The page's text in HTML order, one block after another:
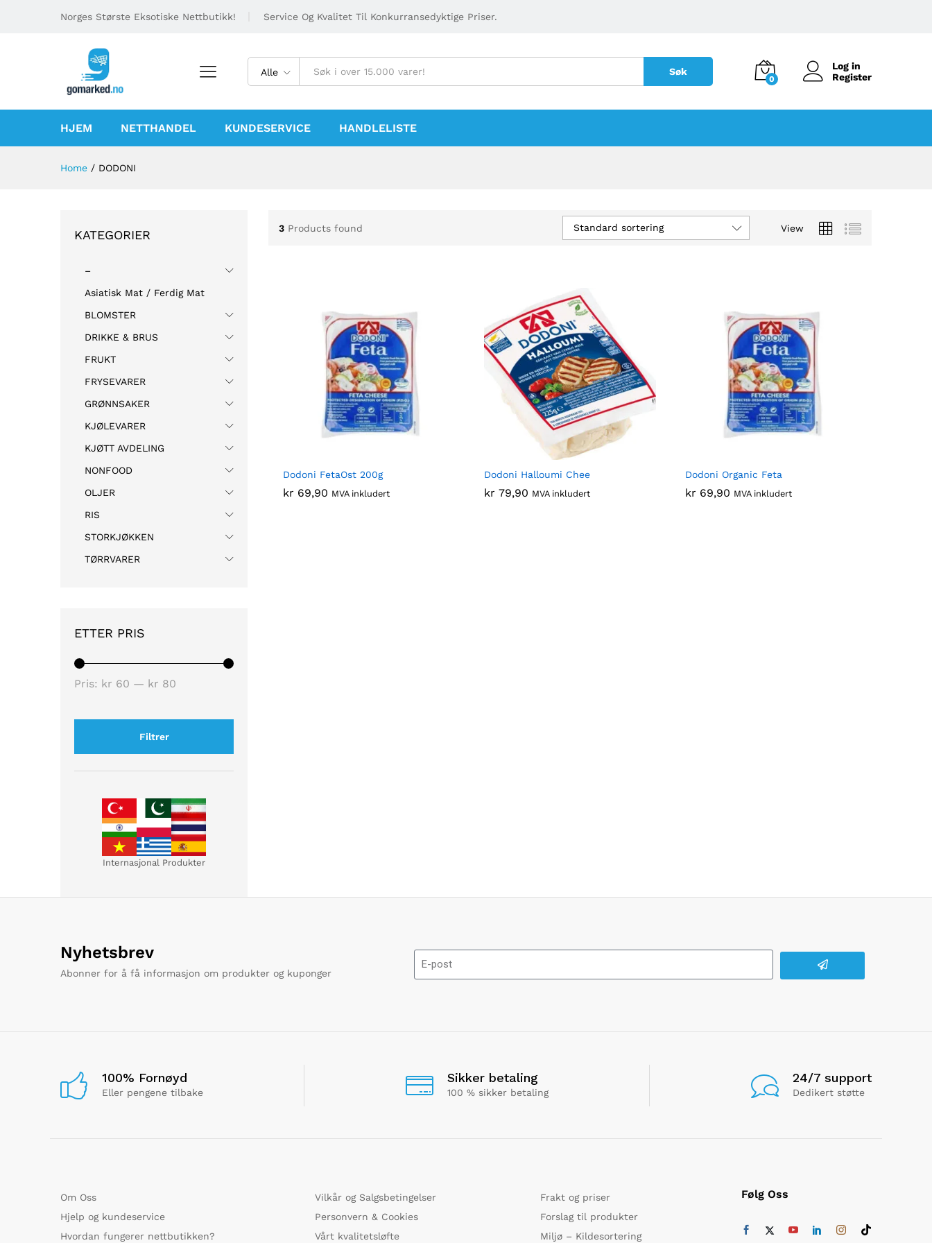
Norges Største Eksotiske Nettbutikk! Service Og Kvalitet Til Konkurransedyktige Priser.
Alle Søk
0
Log in
Register
HJEM NETTHANDEL KUNDESERVICE HANDLELISTE
Home / DODONI
3 Products found View
Standard sortering
Dodoni FetaOst 200g
kr 69,90 MVA inkludert
kr 69,90
Dodoni Halloumi Chee
kr 79,90 MVA inkludert
kr 79,90
Dodoni Organic Feta
kr 69,90 MVA inkludert
kr 69,90
KATEGORIER
–
Asiatisk Mat / Ferdig Mat
BLOMSTER
DRIKKE & BRUS
FRUKT
FRYSEVARER
GRØNNSAKER
KJØLEVARER
KJØTT AVDELING
NONFOOD
OLJER
RIS
STORKJØKKEN
TØRRVARER
ETTER PRIS
Filtrer
Pris: kr 60 — kr 80
Internasjonal Produkter
Nyhetsbrev
Abonner for å få informasjon om produkter og kuponger
100% Fornøyd
Eller pengene tilbake
Sikker betaling
100 % sikker betaling
24/7 support
Dedikert støtte
Om Oss
Hjelp og kundeservice
Hvordan fungerer nettbutikken?
Vilkår og Salgsbetingelser
Personvern & Cookies
Vårt kvalitetsløfte
Frakt og priser
Forslag til produkter
Miljø – Kildesortering
Følg Oss